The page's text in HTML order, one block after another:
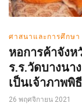
ศาสนาและการศึกษา
หอการค้าจังห
ร.ร.วัดบางนา
เป็นเจ้าภาพพิ
26 พฤศจิกายน 2021